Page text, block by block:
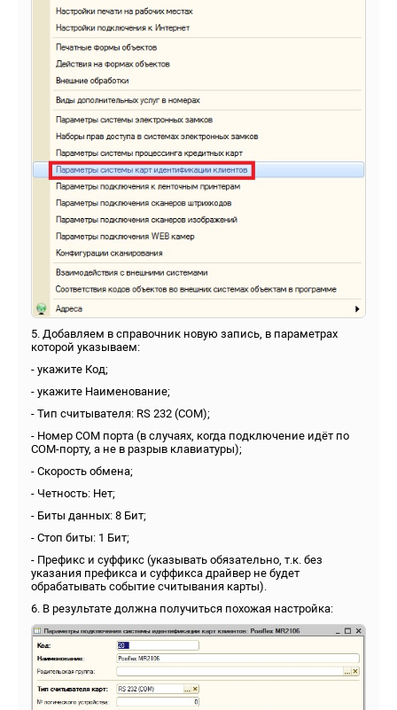
5. Добавляем в справочник новую запись, в параметрах
которой указываем:
- укажите Код;
- укажите Наименование;
- Тип считывателя: RS 232 (COM);
- Номер COM порта (в случаях, когда подключение идёт по
COM-порту, а не в разрыв клавиатуры);
- Скорость обмена;
- Четность: Нет;
- Биты данных: 8 Бит;
- Стоп биты: 1 Бит;
- Префикс и суффикс (указывать обязательно, т.к. без
указания префикса и суффикса драйвер не будет
обрабатывать событие считывания карты).
6. В результате должна получиться похожая настройка: